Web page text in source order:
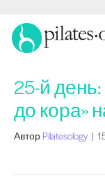
25-й
до кора»
Автор Pilatesology |